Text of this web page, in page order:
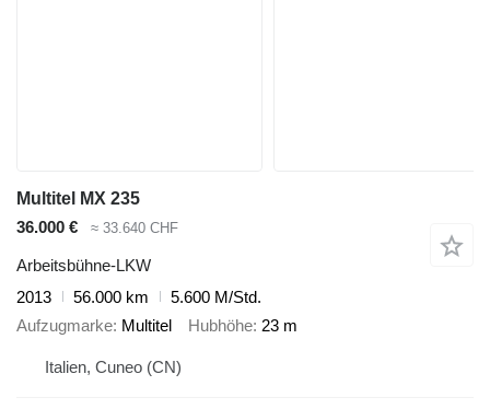
Multitel MX 235
36.000 €
≈ 33.640 CHF
Arbeitsbühne-LKW
2013
56.000 km
5.600 M/Std.
Aufzugmarke Multitel Hubhöhe 23 m
Italien, Cuneo (CN)